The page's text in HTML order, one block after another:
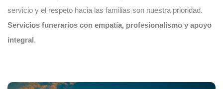
servicio y el respeto hacia las familias son nuestra prioridad.
Servicios funerarios con empatía, profesionalismo y apoyo
integral.